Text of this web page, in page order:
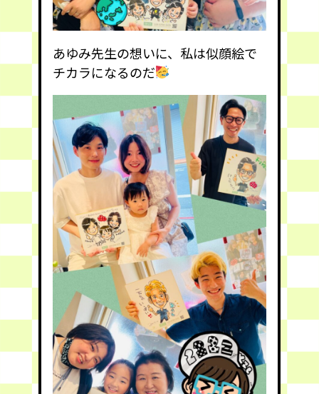
あゆみ先生の想いに、私は似顔絵で
チカラになるのだ